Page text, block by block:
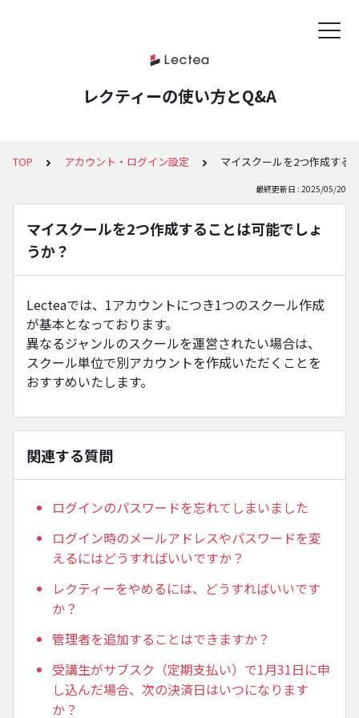
レクティーの使い方とQ&A
TOP アカウント・ログイン設定 マイスクールを2つ作成する
最終更新日 : 2025/05/20
マイスクールを2つ作成することは可能でしょ
うか？
Lecteaでは、1アカウントにつき1つのスクール作成
が基本となっております。
異なるジャンルのスクールを運営されたい場合は、
スクール単位で別アカウントを作成いただくことを
おすすめいたします。
関連する質問
ログインのパスワードを忘れてしまいました
ログイン時のメールアドレスやパスワードを変
えるにはどうすればいいですか？
レクティーをやめるには、どうすればいいです
か？
管理者を追加することはできますか？
受講生がサブスク（定期支払い）で1月31日に申
し込んだ場合、次の決済日はいつになります
か？